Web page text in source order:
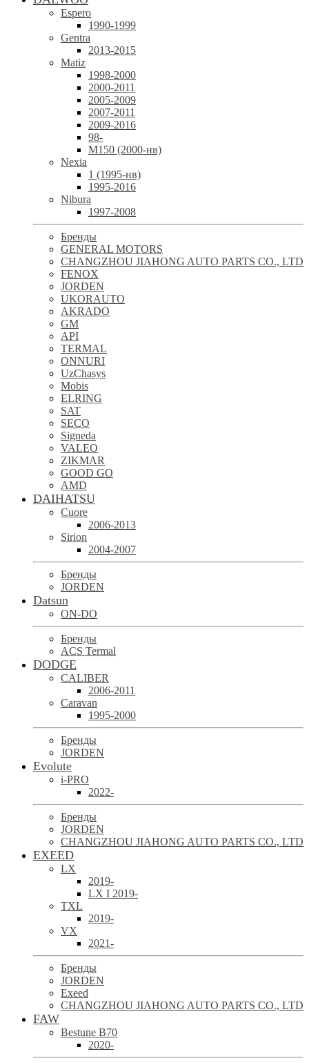
Espero
1990-1999
Gentra
2013-2015
Matiz
1998-2000
2000-2011
2005-2009
2007-2011
2009-2016
98-
М150 (2000-нв)
Nexia
1 (1995-нв)
1995-2016
Nibura
1997-2008
Бренды
GENERAL MOTORS
CHANGZHOU JIAHONG AUTO PARTS CO., LTD
FENOX
JORDEN
UKORAUTO
AKRADO
GM
API
TERMAL
ONNURI
UzChasys
Mobis
ELRING
SAT
SECO
Signeda
VALEO
ZIKMAR
GOOD GO
AMD
DAIHATSU
Cuore
2006-2013
Sirion
2004-2007
Бренды
JORDEN
Datsun
ON-DO
Бренды
ACS Termal
DODGE
CALIBER
2006-2011
Caravan
1995-2000
Бренды
JORDEN
Evolute
i-PRO
2022-
Бренды
JORDEN
CHANGZHOU JIAHONG AUTO PARTS CO., LTD
EXEED
LX
2019-
LX I 2019-
TXL
2019-
VX
2021-
Бренды
JORDEN
Exeed
CHANGZHOU JIAHONG AUTO PARTS CO., LTD
FAW
Bestune B70
2020-